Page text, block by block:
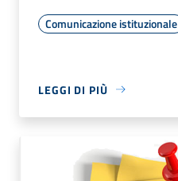
Comunicazione istituzionale
LEGGI DI PIÙ